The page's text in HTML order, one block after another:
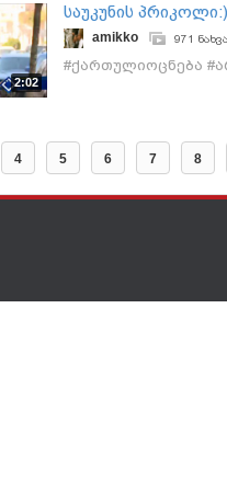
2:02
საუკუნის
ბათუმში
amikko 971 ნახვა
#ქართულიოცნება
4 5 6 7 8